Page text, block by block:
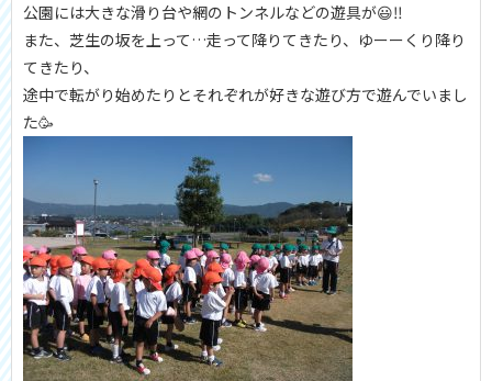
公園には大きな滑り台や網のトンネルなどの遊具が😃‼
また、芝生の坂を上って…走って降りてきたり、ゆーーくり降り
てきたり、
途中で転がり始めたりとそれぞれが好きな遊び方で遊んでいまし
た🥳